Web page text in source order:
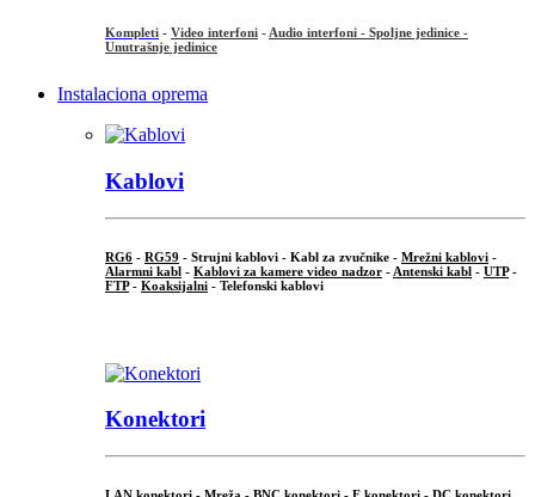
Kompleti - Video interfoni - Audio interfoni - Spoljne jedinice -
Unutrašnje jedinice
Instalaciona oprema
Kablovi
RG6 - RG59 - Strujni kablovi - Kabl za zvučnike - Mrežni kablovi -
Alarmni kabl - Kablovi za kamere video nadzor - Antenski kabl - UTP-
FTP- Koaksijalni - Telefonski kablovi
Konektori